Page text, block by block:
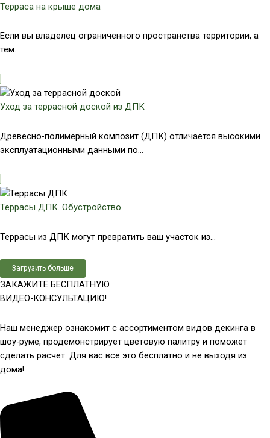
Терраса на крыше дома
Если вы владелец ограниченного пространства территории, а
тем...
Уход за террасной доской из ДПК
Древесно-полимерный композит (ДПК) отличается высокими
эксплуатационными данными по...
Террасы ДПК. Обустройство
Террасы из ДПК могут превратить ваш участок из...
Загрузить больше
ЗАКАЖИТЕ БЕСПЛАТНУЮ
ВИДЕО-КОНСУЛЬТАЦИЮ!
Наш менеджер ознакомит с ассортиментом видов декинга в
шоу-руме, продемонстрирует цветовую палитру и поможет
сделать расчет. Для вас все это бесплатно и не выходя из
дома!